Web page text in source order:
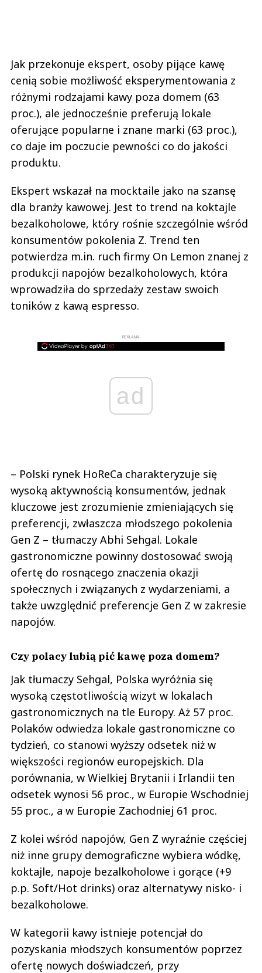
Jak przekonuje ekspert, osoby pijące kawę
cenią sobie możliwość eksperymentowania z
różnymi rodzajami kawy poza domem (63
proc.), ale jednocześnie preferują lokale
oferujące popularne i znane marki (63 proc.),
co daje im poczucie pewności co do jakości
produktu.
Ekspert wskazał na mocktaile jako na szansę
dla branży kawowej. Jest to trend na koktajle
bezalkoholowe, który rośnie szczególnie wśród
konsumentów pokolenia Z. Trend ten
potwierdza m.in. ruch firmy On Lemon znanej z
produkcji napojów bezalkoholowych, która
wprowadziła do sprzedaży zestaw swoich
toników z kawą espresso.
REKLAMA
ad
– Polski rynek HoReCa charakteryzuje się
wysoką aktywnością konsumentów, jednak
kluczowe jest zrozumienie zmieniających się
preferencji, zwłaszcza młodszego pokolenia
Gen Z – tłumaczy Abhi Sehgal. Lokale
gastronomiczne powinny dostosować swoją
ofertę do rosnącego znaczenia okazji
społecznych i związanych z wydarzeniami, a
także uwzględnić preferencje Gen Z w zakresie
napojów.
Czy polacy lubią pić kawę poza domem?
Jak tłumaczy Sehgal, Polska wyróżnia się
wysoką częstotliwością wizyt w lokalach
gastronomicznych na tle Europy. Aż 57 proc.
Polaków odwiedza lokale gastronomiczne co
tydzień, co stanowi wyższy odsetek niż w
większości regionów europejskich. Dla
porównania, w Wielkiej Brytanii i Irlandii ten
odsetek wynosi 56 proc., w Europie Wschodniej
55 proc., a w Europie Zachodniej 61 proc.
Z kolei wśród napojów, Gen Z wyraźnie częściej
niż inne grupy demograficzne wybiera wódkę,
koktajle, napoje bezalkoholowe i gorące (+9
p.p. Soft/Hot drinks) oraz alternatywy nisko- i
bezalkoholowe.
W kategorii kawy istnieje potencjał do
pozyskania młodszych konsumentów poprzez
ofertę nowych doświadczeń, przy